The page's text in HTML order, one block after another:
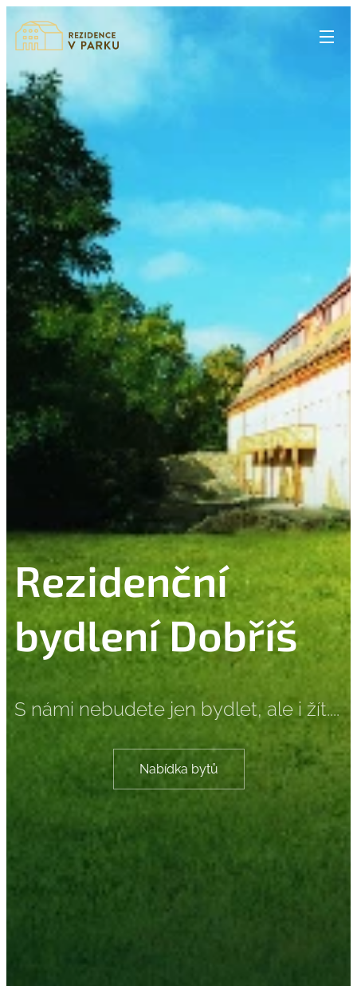
Rezidenční
bydlení Dobříš
S námi nebudete jen bydlet, ale i žít....
Nabídka bytů